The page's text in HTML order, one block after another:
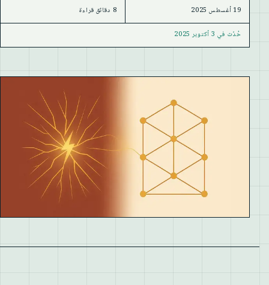
حُدّث في 3 أكتوبر 2025